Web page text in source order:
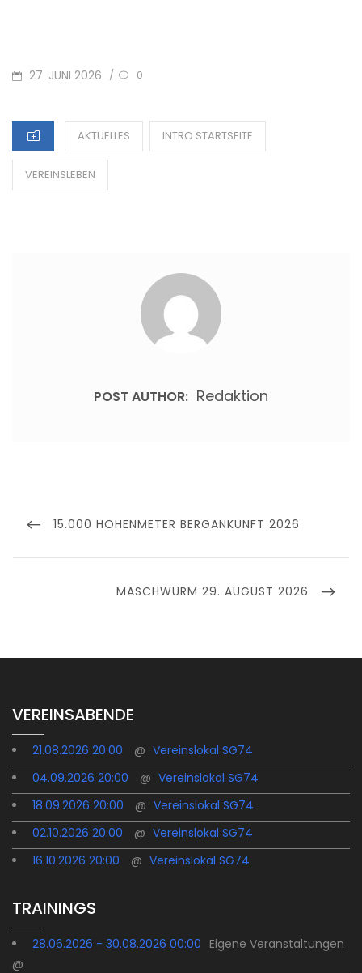
POSTED
27. JUNI 2026 / 0
CATEGORIES
AKTUELLES INTRO STARTSEITE
VEREINSLEBEN
POST AUTHOR: Redaktion
PREVIOUS
15.000 HÖHENMETER BERGANKUNFT 2026
NEXT
MASCHWURM 29. AUGUST 2026
VEREINSABENDE
21.08.2026 20:00 @ Vereinslokal SG74
04.09.2026 20:00
@ Vereinslokal SG74
18.09.2026 20:00
@ Vereinslokal SG74
02.10.2026 20:00
@ Vereinslokal SG74
16.10.2026 20:00
@ Vereinslokal SG74
TRAININGS
28.06.2026 - 30.08.2026 00:00 Eigene Veranstaltungen
@